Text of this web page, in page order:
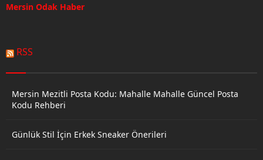
Mersin Odak Haber
RSS
Mersin Mezitli Posta Kodu: Mahalle Mahalle Güncel Posta
Kodu Rehberi
Günlük Stil İçin Erkek Sneaker Önerileri